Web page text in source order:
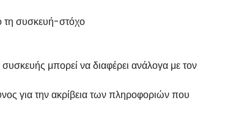
τη συσκευή-στόχο
μπορεί να διαφέρει ανάλογα με τον
για την ακρίβεια των πληροφοριών που